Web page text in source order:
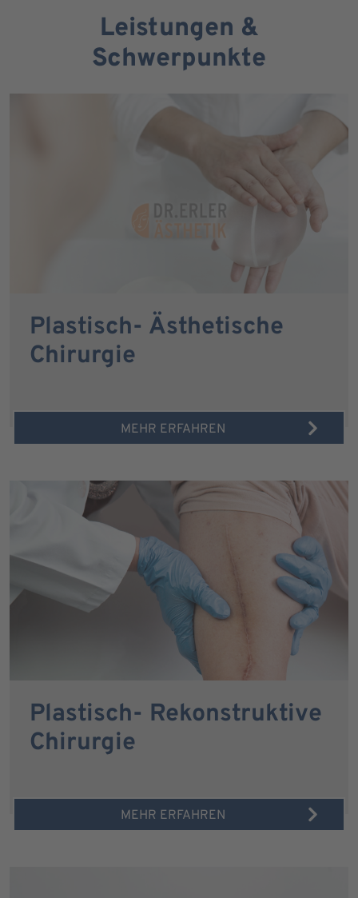
Leistungen &
Schwerpunkte
Plastisch- Ästhetische
Chirurgie
MEHR ERFAHREN
Plastisch- Rekonstruktive
Chirurgie
MEHR ERFAHREN